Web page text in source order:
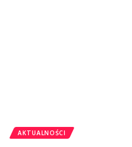
AKTUALNOŚCI